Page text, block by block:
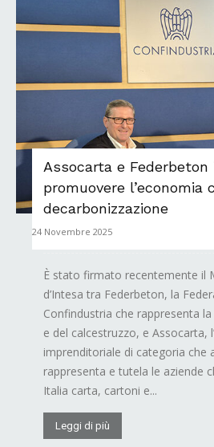
Assocarta e Federbeton
promuovere l’economia
decarbonizzazione
24 Novembre 2025
È stato firmato recentemente il
d’Intesa tra Federbeton, la
Confindustria che rappresenta
e del calcestruzzo, e Assocarta,
imprenditoriale di categoria che
rappresenta e tutela le aziende
Italia carta, cartoni e...
Leggi di più